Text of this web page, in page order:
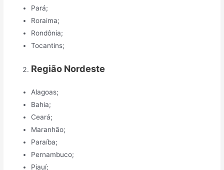
Pará;
Roraima;
Rondônia;
Tocantins;
Região Nordeste
Alagoas;
Bahia;
Ceará;
Maranhão;
Paraíba;
Pernambuco;
Piauí;